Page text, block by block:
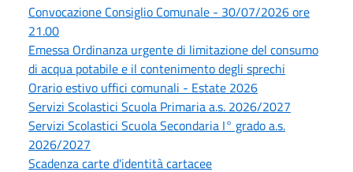
Convocazione Consiglio Comunale - 30/07/2026 ore
21.00
Emessa Ordinanza urgente di limitazione del consumo
di acqua potabile e il contenimento degli sprechi
Orario estivo uffici comunali - Estate 2026
Servizi Scolastici Scuola Primaria a.s. 2026/2027
Servizi Scolastici Scuola Secondaria I° grado a.s.
2026/2027
Scadenza carte d'identità cartacee